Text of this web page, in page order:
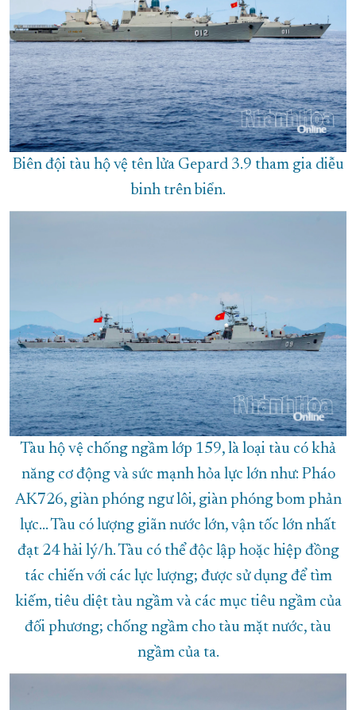
Biên đội tàu hộ vệ tên lửa Gepard 3.9 tham gia diễu
binh trên biển.
Tàu hộ vệ chống ngầm lớp 159, là loại tàu có khả
năng cơ động và sức mạnh hỏa lực lớn như: Pháo
AK726, giàn phóng ngư lôi, giàn phóng bom phản
lực... Tàu có lượng giãn nước lớn, vận tốc lớn nhất
đạt 24 hải lý/h. Tàu có thể độc lập hoặc hiệp đồng
tác chiến với các lực lượng; được sử dụng để tìm
kiếm, tiêu diệt tàu ngầm và các mục tiêu ngầm của
đối phương; chống ngầm cho tàu mặt nước, tàu
ngầm của ta.